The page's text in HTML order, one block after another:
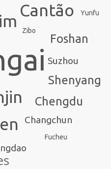
Cantão
Chengdu
Foshan
Shenyang
Suzhou
Changchun
Zibo
Fucheu
Yunfu